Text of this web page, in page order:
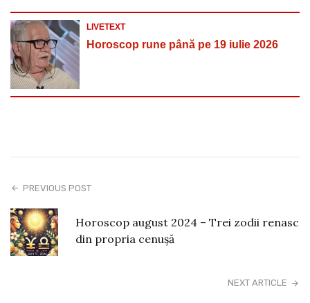
LIVETEXT
Horoscop rune până pe 19 iulie 2026
PREVIOUS POST
Horoscop august 2024 – Trei zodii renasc
din propria cenușă
NEXT ARTICLE